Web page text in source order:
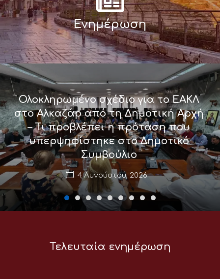
Ολοκληρωμένο σχέδιο για το ΕΑΚΛ
στο Αλκαζάρ από τη Δημοτική Αρχή
– Τι προβλέπει η πρόταση που
υπερψηφίστηκε στο Δημοτικό
Συμβούλιο
4 Αυγούστου, 2026
Ενημέρωση
Τελευταία ενημέρωση